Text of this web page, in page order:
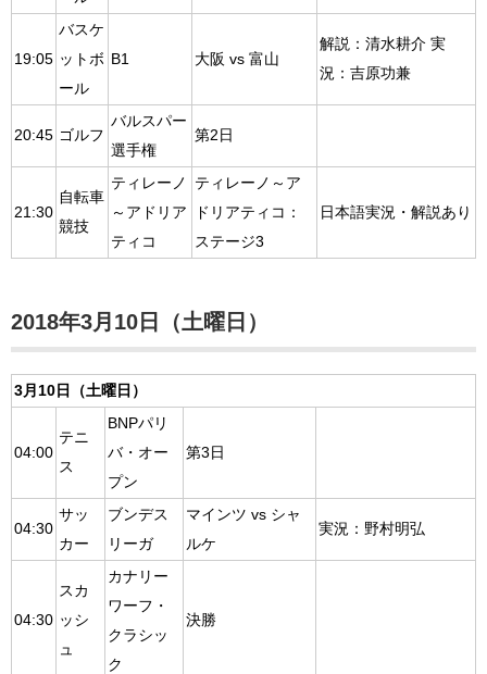
19:05
バスケ
ットボ
ール
B1 大阪 vs 富山
解説：清水耕介 実
況：吉原功兼
20:45 ゴルフ
バルスパー
選手権
第2日
21:30
自転車
競技
ティレーノ
～アドリア
ティコ
ティレーノ～ア
ドリアティコ：
ステージ3
日本語実況・解説あり
2018年3月10日（土曜日）
3月10日（土曜日）
04:00
テニ
ス
BNPパリ
バ・オー
プン
第3日
04:30
サッ
カー
ブンデス
リーガ
マインツ vs シャ
ルケ
実況：野村明弘
04:30
スカ
ッシ
ュ
カナリー
ワーフ・
クラシッ
ク
決勝